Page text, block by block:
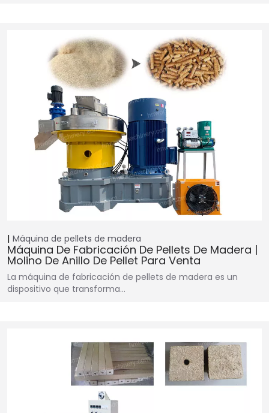
Máquina de pellets de madera
Máquina De Fabricación De Pellets De Madera |
Molino De Anillo De Pellet Para Venta
La máquina de fabricación de pellets de madera es un
dispositivo que transforma…